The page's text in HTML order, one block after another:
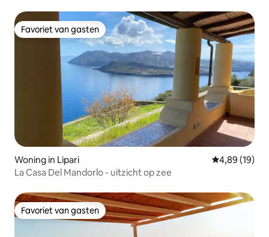
Favoriet van gasten
Favoriet van gasten
Woning in Lipari Gemiddelde
4,89 (19)
La Casa Del Mandorlo - uitzicht op zee
Favoriet van gasten
Favoriet van gasten